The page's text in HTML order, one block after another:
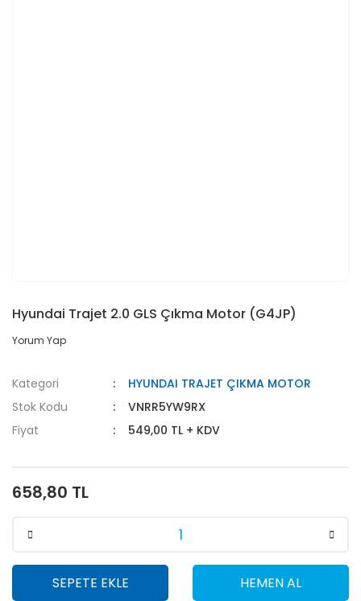
Hyundai Trajet 2.0 GLS Çıkma Motor (G4JP)
Yorum Yap
Kategori
HYUNDAI TRAJET ÇIKMA MOTOR
Stok Kodu
VNRR5YW9RX
Fiyat
549,00 TL + KDV
658,80 TL
SEPETE EKLE HEMEN AL